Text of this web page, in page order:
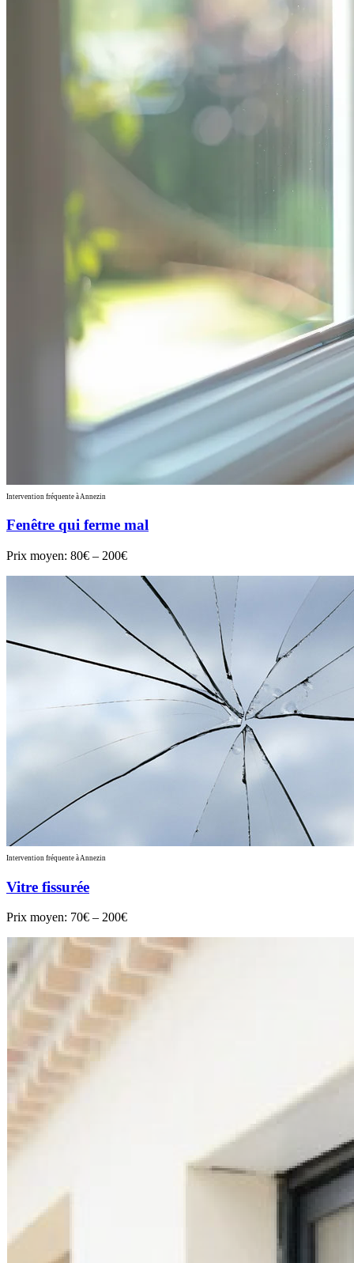
Intervention fréquente à Annezin
Fenêtre qui ferme mal
Prix moyen: 80€ – 200€
Intervention fréquente à Annezin
Vitre fissurée
Prix moyen: 70€ – 200€